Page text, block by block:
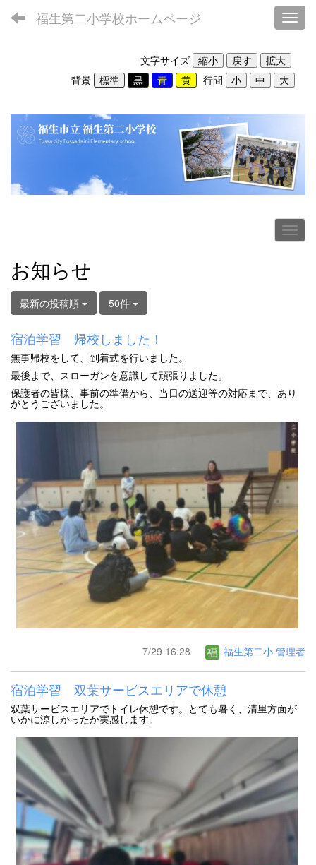
福生第二小学校ホームページ
文字サイズ
背景
行間
お知らせ
最新の投稿順 50件
宿泊学習 帰校しました！
無事帰校をして、到着式を行いました。
最後まで、スローガンを意識して頑張りました。
保護者の皆様、事前の準備から、当日の送迎等の対応まで、あり
がとうございました。
7/29 16:28 福生第二小 管理者
宿泊学習 双葉サービスエリアで休憩
双葉サービスエリアでトイレ休憩です。とても暑く、清里方面が
いかに涼しかったか実感します。